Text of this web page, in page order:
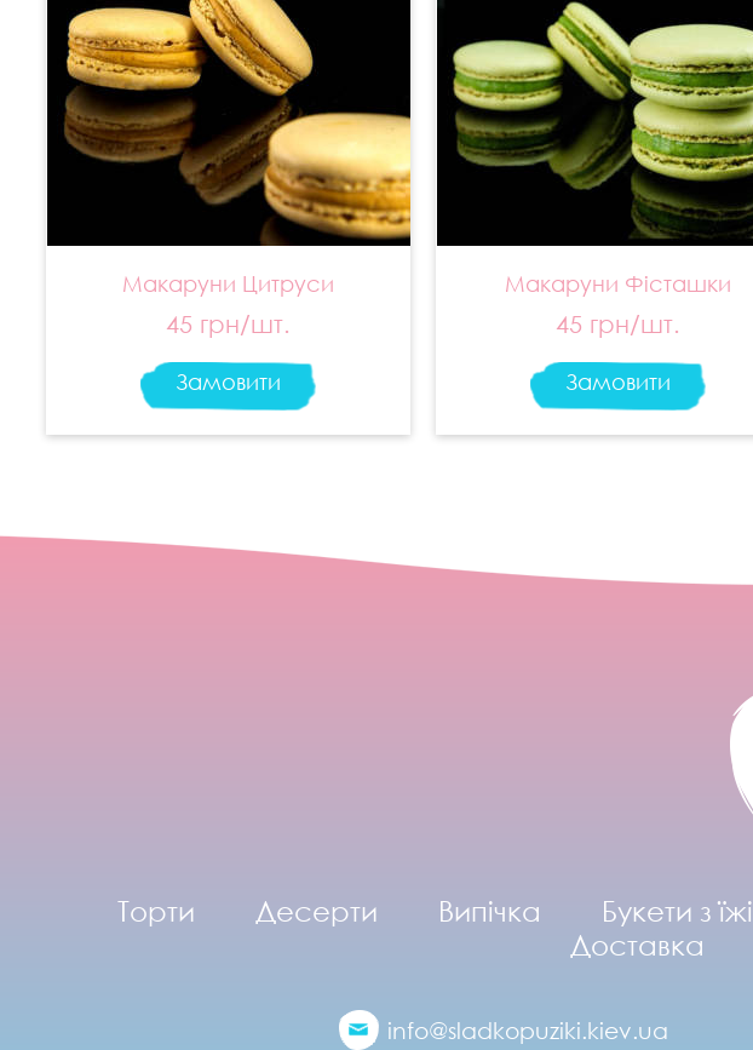
Макаруни Цитруси
45 грн/шт.
Замовити
Макаруни Фісташки
45 грн/шт.
Замовити
Торти Десерти Випічка Букети з їжі
Доставка
info@sladkopuziki.kiev.ua